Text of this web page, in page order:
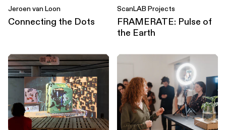
Connecting the Dots
Jeroen van Loon
FRAMERATE: Pulse of
the Earth
ScanLAB Projects